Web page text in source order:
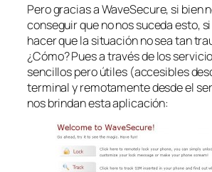
Pero gracias a WaveSecure, si bien
conseguir que no nos suceda esto,
hacer que la situación no sea tan
¿Cómo? Pues a través de los
sencillos pero útiles (accesibles
terminal y remotamente desde el
nos brindan esta aplicación: